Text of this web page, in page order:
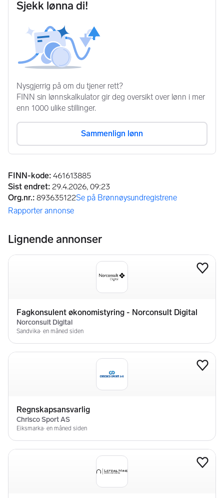
Annonseinformasjon
FINN-kode: 461613885
Sist endret: 29.4.2026, 09:23
Org.nr.: 893635122Se på Brønnøysundregistrene
(åpnes i ny fane)
Rapporter annonse